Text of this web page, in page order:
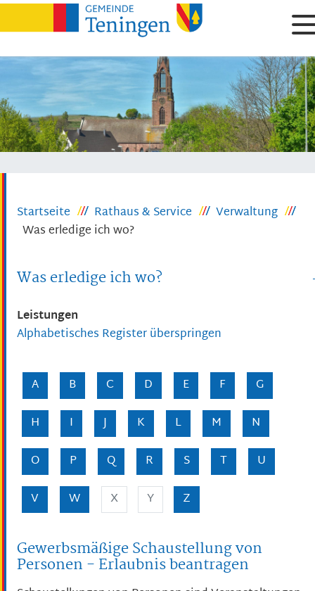
Startseite Rathaus & Service
Verwaltung
Was erledige ich wo?
Was erledige ich wo?
Leistungen
Alphabetisches Register überspringen
A B C D E F
G
H
I J K L M
N
O
P Q R S T
U
V
W X Y Z
Gewerbsmäßige Schaustellung von
Personen - Erlaubnis beantragen